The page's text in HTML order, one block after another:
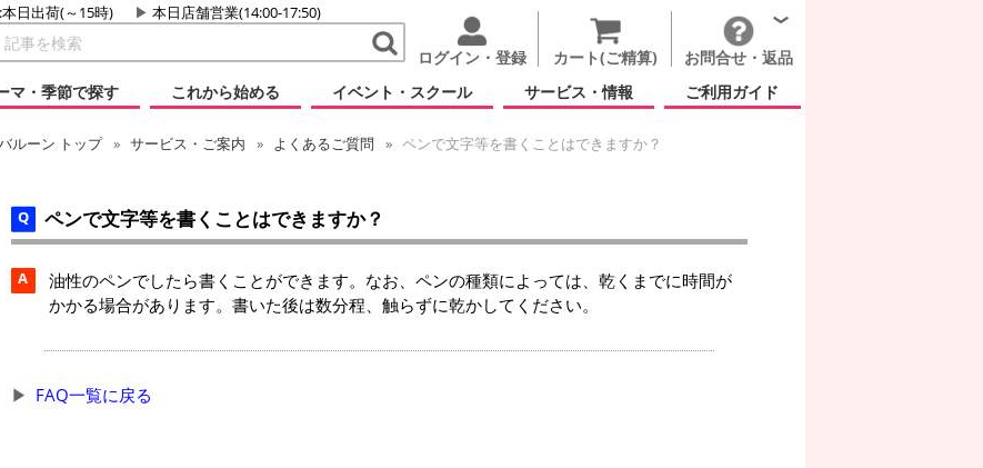
日出荷(～15時) 本日店舗営業(14:00-17:50)
ログイン・登録 カート(ご精算)
お問合せ・返品
マ・季節で探す
これから始める イベント・スクール サービス・情報 ご利用ガイド
ルーン トップ サービス・ご案内 よくあるご質問 ペンで文字等を書くことはできますか？
ペンで文字等を書くことはできますか？
A
油性のペンでしたら書くことができます。なお、ペンの種類によっては、乾くまでに時間が
かかる場合があります。書いた後は数分程、触らずに乾かしてください。
FAQ一覧に戻る